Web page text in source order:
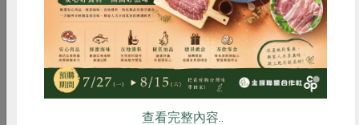
2026-03-02 一籃菜真心話
【一籃菜．真心話】第13季：3/2上線囉！
查看完整內容..